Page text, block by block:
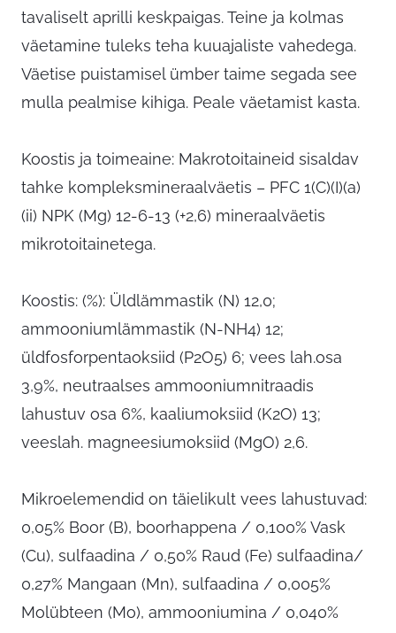
tavaliselt aprilli keskpaigas. Teine ja kolmas
väetamine tuleks teha kuuajaliste vahedega.
Väetise puistamisel ümber taime segada see
mulla pealmise kihiga. Peale väetamist kasta.
Koostis ja toimeaine: Makrotoitaineid sisaldav
tahke kompleksmineraalväetis – PFC 1(C)(I)(a)
(ii) NPK (Mg) 12-6-13 (+2,6) mineraalväetis
mikrotoitainetega.
Koostis: (%): Üldlämmastik (N) 12,0;
ammooniumlämmastik (N-NH4) 12;
üldfosforpentaoksiid (P2O5) 6; vees lah.osa
3,9%, neutraalses ammooniumnitraadis
lahustuv osa 6%, kaaliumoksiid (K2O) 13;
veeslah. magneesiumoksiid (MgO) 2,6.
Mikroelemendid on täielikult vees lahustuvad:
0,05% Boor (B), boorhappena / 0,100% Vask
(Cu), sulfaadina / 0,50% Raud (Fe) sulfaadina/
0,27% Mangaan (Mn), sulfaadina / 0,005%
Molübteen (Mo), ammooniumina / 0,040%